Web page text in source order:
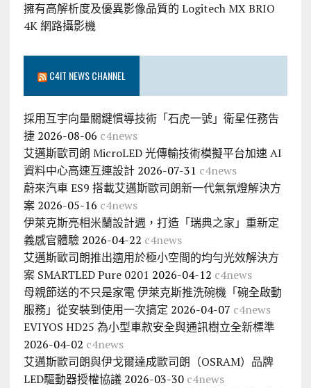
擁有高解析度及優異影像品質的 Logitech MX BRIO
4K 網路攝影機
C4IT NEWS CHANNEL
採用互宇向量關鍵慣導技術「石虎一號」衛星任務告
捷 2026-08-06 c4news
艾邁斯歐司朗 MicroLED 光傳輸技術模擬平台加速 AI
資料中心高速互連設計 2026-07-31 c4news
蔚來汽車 ES9 搭載艾邁斯歐司朗新一代氣氛燈解決方
案 2026-05-16 c4news
伊萊克斯亮相米蘭設計週，打造「瑞典之家」重新定
義感官體驗 2026-04-22 c4news
艾邁斯歐司朗推出適用於極小空間的均勻光效解決方
案 SMARTLED Pure 0201 2026-04-12 c4news
母親節送的不只是家電 伊萊克斯推洗碗機「碗全啟動
服務」從安裝到使用一次搞定 2026-04-07 c4news
EVIYOS HD25 為小型車款安全與通訊樹立全新標準
2026-04-02 c4news
艾邁斯歐司朗與伊戈爾達成歐司朗（OSRAM）品牌
LED驅動器授權協議 2026-03-30 c4news